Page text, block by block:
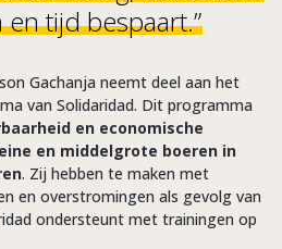
tijd bespaart.”
Gachanja neemt deel aan het
van Solidaridad. Dit programma
en economische
en middelgrote boeren in
. Zij hebben te maken met
en overstromingen als gevolg van
ondersteunt met trainingen op